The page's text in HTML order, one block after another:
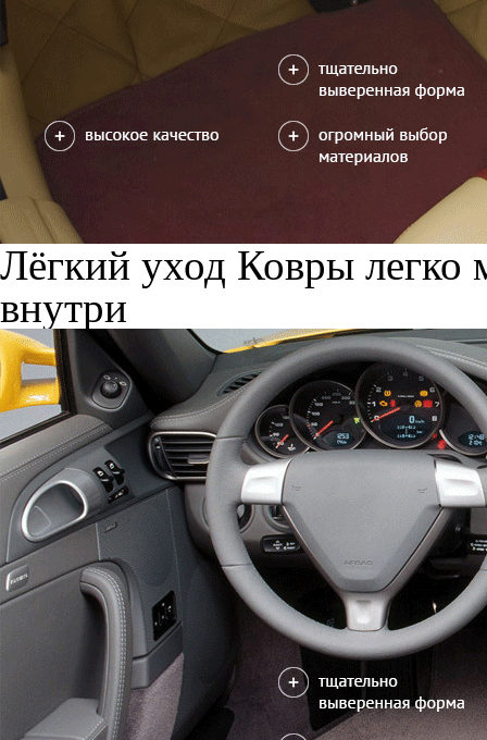
Лёгкий уход Ковры легко
внутри